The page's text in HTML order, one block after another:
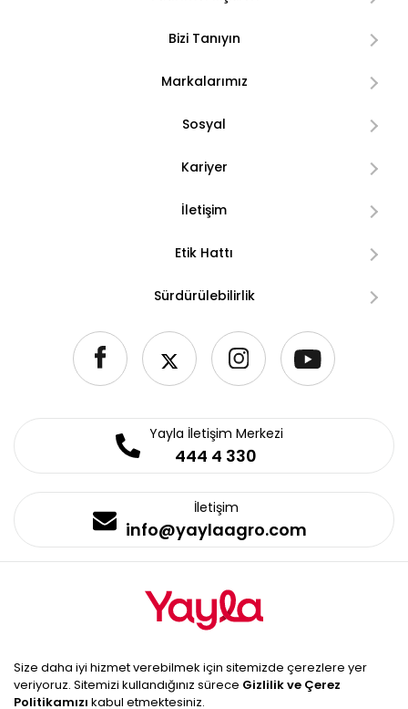
Bizi Tanıyın
Markalarımız
Sosyal
Kariyer
İletişim
Etik Hattı
Sürdürülebilirlik
Yayla İletişim Merkezi
444 4 330
İletişim
info@yaylaagro.com
© 2026 Yayla Agro Gıda. Tüm
Hakları Saklıdır
Size daha iyi hizmet verebilmek için sitemizde çerezlere yer
veriyoruz. Sitemizi kullandığınız sürece Gizlilik ve Çerez
Politikamızı kabul etmektesiniz.